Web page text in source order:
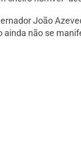
João
ainda não se